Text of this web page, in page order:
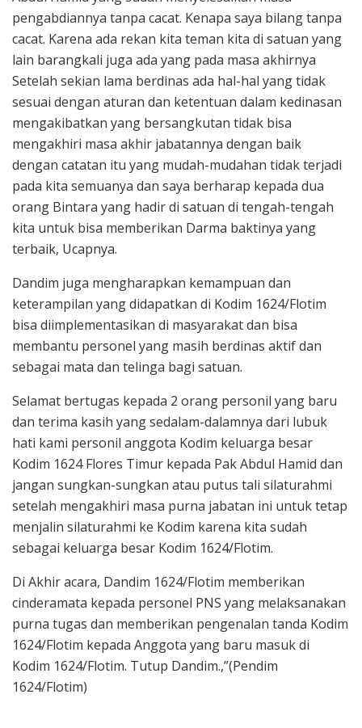
pengabdiannya tanpa cacat. Kenapa saya bilang tanpa
cacat. Karena ada rekan kita teman kita di satuan yang
lain barangkali juga ada yang pada masa akhirnya
Setelah sekian lama berdinas ada hal-hal yang tidak
sesuai dengan aturan dan ketentuan dalam kedinasan
mengakibatkan yang bersangkutan tidak bisa
mengakhiri masa akhir jabatannya dengan baik
dengan catatan itu yang mudah-mudahan tidak terjadi
pada kita semuanya dan saya berharap kepada dua
orang Bintara yang hadir di satuan di tengah-tengah
kita untuk bisa memberikan Darma baktinya yang
terbaik, Ucapnya.
Dandim juga mengharapkan kemampuan dan
keterampilan yang didapatkan di Kodim 1624/Flotim
bisa diimplementasikan di masyarakat dan bisa
membantu personel yang masih berdinas aktif dan
sebagai mata dan telinga bagi satuan.
Selamat bertugas kepada 2 orang personil yang baru
dan terima kasih yang sedalam-dalamnya dari lubuk
hati kami personil anggota Kodim keluarga besar
Kodim 1624 Flores Timur kepada Pak Abdul Hamid dan
jangan sungkan-sungkan atau putus tali silaturahmi
setelah mengakhiri masa purna jabatan ini untuk tetap
menjalin silaturahmi ke Kodim karena kita sudah
sebagai keluarga besar Kodim 1624/Flotim.
Di Akhir acara, Dandim 1624/Flotim memberikan
cinderamata kepada personel PNS yang melaksanakan
purna tugas dan memberikan pengenalan tanda Kodim
1624/Flotim kepada Anggota yang baru masuk di
Kodim 1624/Flotim. Tutup Dandim.,”(Pendim
1624/Flotim)